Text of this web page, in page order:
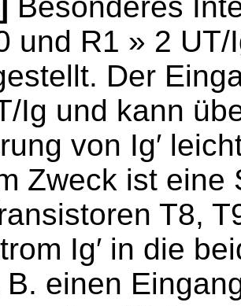
Besonderes
und R1 » 2
Der
Ig und kann
von Ig′
Zweck ist eine
T8,
Ig′ in die
B. einen